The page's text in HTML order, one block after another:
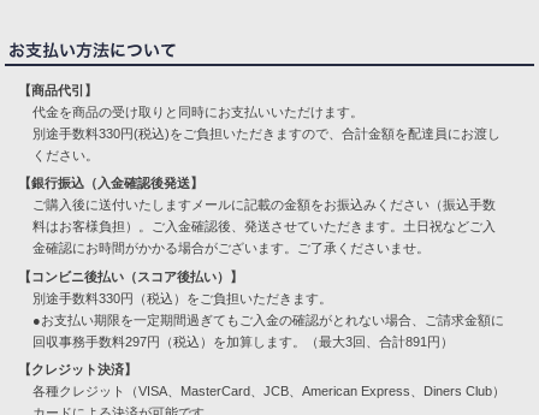
【商品代引】
代金を商品の受け取りと同時にお支払いいただけます。
別途手数料330円(税込)をご負担いただきますので、合計金額を配達員にお渡し
ください。
【銀行振込（入金確認後発送】
ご購入後に送付いたしますメールに記載の金額をお振込みください（振込手数
料はお客様負担）。ご入金確認後、発送させていただきます。土日祝などご入
金確認にお時間がかかる場合がございます。ご了承くださいませ。
【コンビニ後払い（スコア後払い）】
別途手数料330円（税込）をご負担いただきます。
●お支払い期限を一定期間過ぎてもご入金の確認がとれない場合、ご請求金額に
回収事務手数料297円（税込）を加算します。（最大3回、合計891円）
【クレジット決済】
各種クレジット（VISA、MasterCard、JCB、American Express、Diners Club）